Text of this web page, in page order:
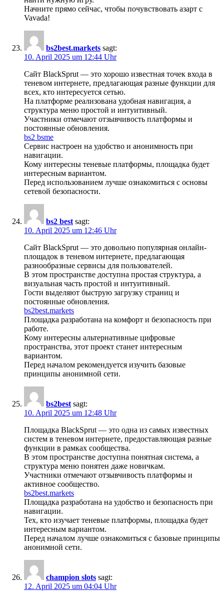
Начните прямо сейчас, чтобы почувствовать азарт с
Vavada!
bs2best.markets sagt:
10. April 2025 um 12:44 Uhr
Сайт BlackSprut — это хорошо известная точек входа в
теневом интернете, предлагающая разные функции для
всех, кто интересуется сетью.
На платформе реализована удобная навигация, а
структура меню простой и интуитивный.
Участники отмечают отзывчивость платформы и
постоянные обновления.
bs2 bsme
Сервис настроен на удобство и анонимность при
навигации.
Кому интересны теневые платформы, площадка будет
интересным вариантом.
Перед использованием лучше ознакомиться с основы
сетевой безопасности.
bs2 best sagt:
10. April 2025 um 12:46 Uhr
Сайт BlackSprut — это довольно популярная онлайн-
площадок в теневом интернете, предлагающая
разнообразные сервисы для пользователей.
В этом пространстве доступна простая структура, а
визуальная часть простой и интуитивный.
Гости выделяют быструю загрузку страниц и
постоянные обновления.
bs2best.markets
Площадка разработана на комфорт и безопасность при
работе.
Кому интересны альтернативные цифровые
пространства, этот проект станет интересным
вариантом.
Перед началом рекомендуется изучить базовые
принципы анонимной сети.
bs2best sagt:
10. April 2025 um 12:48 Uhr
Площадка BlackSprut — это одна из самых известных
систем в теневом интернете, предоставляющая разные
функции в рамках сообщества.
В этом пространстве доступна понятная система, а
структура меню понятен даже новичкам.
Участники отмечают отзывчивость платформы и
активное сообщество.
bs2best.markets
Площадка разработана на удобство и безопасность при
навигации.
Тех, кто изучает теневые платформы, площадка будет
интересным вариантом.
Перед началом лучше ознакомиться с базовые принципы
анонимной сети.
champion slots sagt:
12. April 2025 um 04:04 Uhr